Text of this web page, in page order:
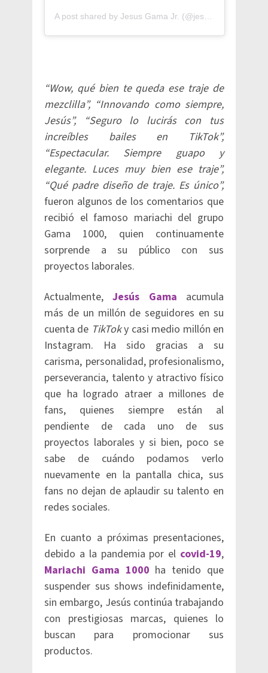
“Wow, qué bien te queda ese traje de
mezclilla”, “Innovando como siempre,
Jesús”, “Seguro lo lucirás con tus
increíbles bailes en TikTok”,
“Espectacular. Siempre guapo y
elegante. Luces muy bien ese traje”,
“Qué padre diseño de traje. Es único”,
fueron algunos de los comentarios que
recibió el famoso mariachi del grupo
Gama 1000, quien continuamente
sorprende a su público con sus
proyectos laborales.
Actualmente,Jesús Gama acumula
más de un millón de seguidores en su
cuenta de TikToky casi medio millón en
Instagram. Ha sido gracias a su
carisma, personalidad, profesionalismo,
perseverancia, talento y atractivo físico
que ha logrado atraer a millones de
fans, quienes siempre están al
pendiente de cada uno de sus
proyectos laborales y si bien, poco se
sabe de cuándo podamos verlo
nuevamente en la pantalla chica, sus
fans no dejan de aplaudir su talento en
redes sociales.
En cuanto a próximas presentaciones,
debido a la pandemia por el covid-19,
Mariachi Gama 1000 ha tenido que
suspender sus shows indefinidamente,
sin embargo, Jesús continúa trabajando
con prestigiosas marcas, quienes lo
buscan para promocionar sus
productos.